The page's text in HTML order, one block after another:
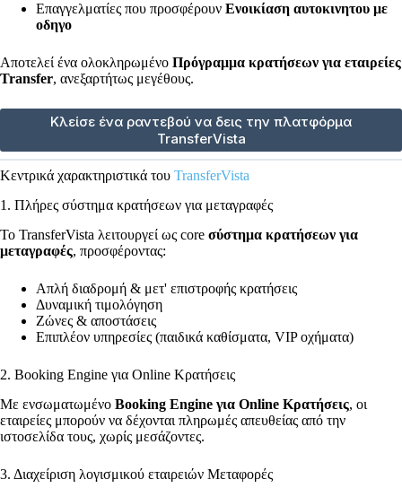
Επαγγελματίες που προσφέρουν Ενοικίαση αυτοκινητου με
οδηγο
Αποτελεί ένα ολοκληρωμένο Πρόγραμμα κρατήσεων για εταιρείες
Transfer, ανεξαρτήτως μεγέθους.
Κλείσε ένα ραντεβού να δεις την πλατφόρμα
TransferVista
Κεντρικά χαρακτηριστικά του TransferVista
1. Πλήρες σύστημα κρατήσεων για μεταγραφές
Το TransferVista λειτουργεί ως core σύστημα κρατήσεων για
μεταγραφές, προσφέροντας:
Απλή διαδρομή & μετ' επιστροφής κρατήσεις
Δυναμική τιμολόγηση
Ζώνες & αποστάσεις
Επιπλέον υπηρεσίες (παιδικά καθίσματα, VIP οχήματα)
2. Booking Engine για Online Κρατήσεις
Με ενσωματωμένο Booking Engine για Online Κρατήσεις, οι
εταιρείες μπορούν να δέχονται πληρωμές απευθείας από την
ιστοσελίδα τους, χωρίς μεσάζοντες.
3. Διαχείριση λογισμικού εταιρειών Μεταφορές